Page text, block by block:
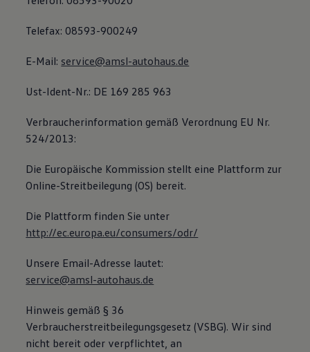
Telefax: 08593-900249
E-Mail: service@amsl-autohaus.de
Ust-Ident-Nr.: DE 169 285 963
Verbraucherinformation gemäß Verordnung EU Nr.
524/2013:
Die Europäische Kommission stellt eine Plattform zur
Online-Streitbeilegung (OS) bereit.
Die Plattform finden Sie unter
http://ec.europa.eu/consumers/odr/
Unsere Email-Adresse lautet:
service@amsl-autohaus.de
Hinweis gemäß § 36
Verbraucherstreitbeilegungsgesetz (VSBG). Wir sind
nicht bereit oder verpflichtet, an